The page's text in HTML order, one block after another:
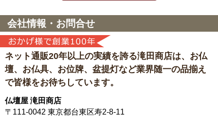
会社情報・お問合せ
ネット通販20年以上の実績を誇る滝田商店は、 お仏
壇、お仏具、お位牌、盆提灯など業界随一の品揃え
で皆様をお待ちしています。
仏壇屋 滝田商店
〒111-0042 東京都台東区寿2-8-11